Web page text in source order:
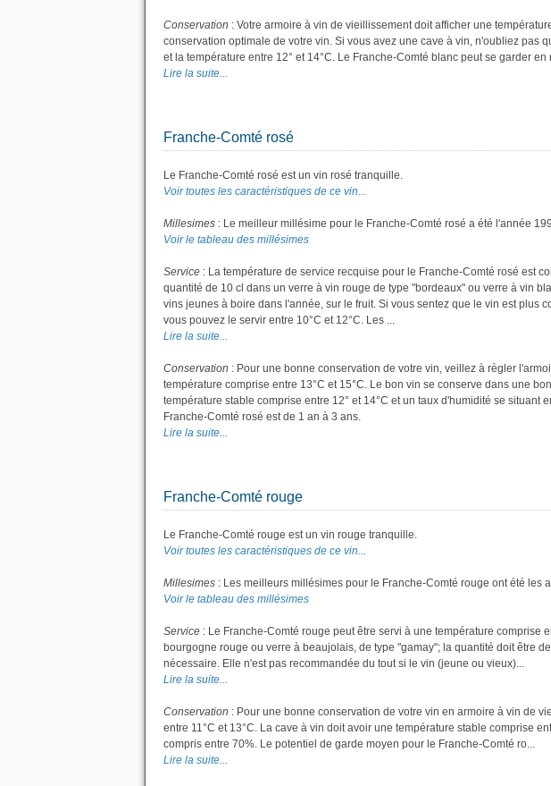
Conservation : Votre armoire à vin de vieillissement doit afficher une
conservation optimale de votre vin. Si vous avez une cave à vin, n'oubliez pas
et la température entre 12° et 14°C. Le Franche-Comté blanc peut se garder
Lire la suite...
Franche-Comté rosé
Le Franche-Comté rosé est un vin rosé tranquille.
Voir toutes les caractéristiques de ce vin...
Millesimes : Le meilleur millésime pour le Franche-Comté rosé a été l'année
Voir le tableau des millésimes
Service : La température de service recquise pour le Franche-Comté rosé est
quantité de 10 cl dans un verre à vin rouge de type "bordeaux" ou verre à vin
vins jeunes à boire dans l'année, sur le fruit. Si vous sentez que le vin est plus
vous pouvez le servir entre 10°C et 12°C. Les ...
Lire la suite...
Conservation : Pour une bonne conservation de votre vin, veillez à règler
température comprise entre 13°C et 15°C. Le bon vin se conserve dans une
température stable comprise entre 12° et 14°C et un taux d'humidité se situant
Franche-Comté rosé est de 1 an à 3 ans.
Lire la suite...
Franche-Comté rouge
Le Franche-Comté rouge est un vin rouge tranquille.
Voir toutes les caractéristiques de ce vin...
Millesimes : Les meilleurs millésimes pour le Franche-Comté rouge ont été les
Voir le tableau des millésimes
Service : Le Franche-Comté rouge peut être servi à une température comprise
bourgogne rouge ou verre à beaujolais, de type "gamay"; la quantité doit être
nécessaire. Elle n'est pas recommandée du tout si le vin (jeune ou vieux)...
Lire la suite...
Conservation : Pour une bonne conservation de votre vin en armoire à vin de
entre 11°C et 13°C. La cave à vin doit avoir une température stable comprise
compris entre 70%. Le potentiel de garde moyen pour le Franche-Comté ro...
Lire la suite...